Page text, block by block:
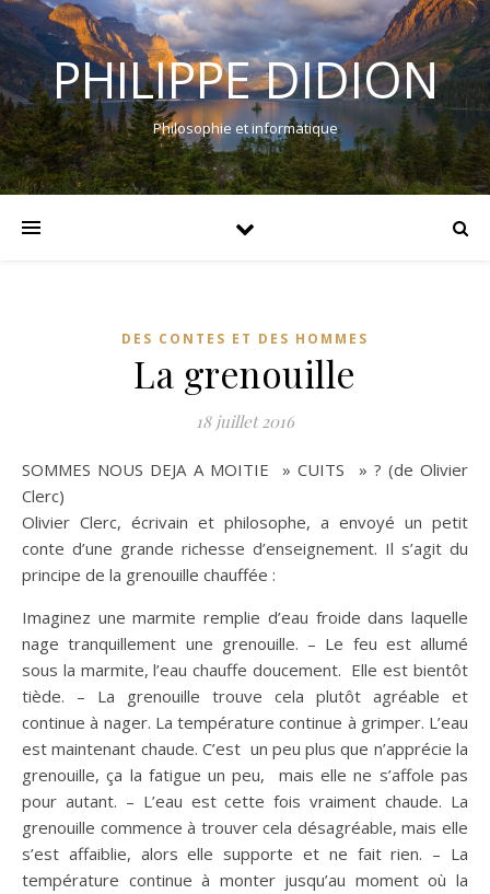
PHILIPPE DIDION
Philosophie et informatique
DES CONTES ET DES HOMMES
La grenouille
18 juillet 2016
SOMMES NOUS DEJA A MOITIE » CUITS » ? (de Olivier
Clerc)
Olivier Clerc, écrivain et philosophe, a envoyé un petit
conte d’une grande richesse d’enseignement. Il s’agit du
principe de la grenouille chauffée :
Imaginez une marmite remplie d’eau froide dans laquelle
nage tranquillement une grenouille. – Le feu est allumé
sous la marmite, l’eau chauffe doucement. Elle est bientôt
tiède. – La grenouille trouve cela plutôt agréable et
continue à nager. La température continue à grimper. L’eau
est maintenant chaude. C’est un peu plus que n’apprécie la
grenouille, ça la fatigue un peu, mais elle ne s’affole pas
pour autant. – L’eau est cette fois vraiment chaude. La
grenouille commence à trouver cela désagréable, mais elle
s’est affaiblie, alors elle supporte et ne fait rien. – La
température continue à monter jusqu’au moment où la